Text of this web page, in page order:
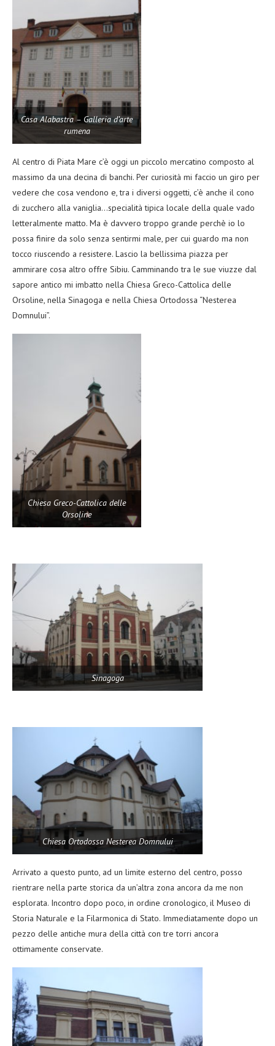
Casa Alabastra – Galleria d’arte
rumena
Al centro di Piata Mare c’è oggi un piccolo mercatino composto al
massimo da una decina di banchi. Per curiosità mi faccio un giro per
vedere che cosa vendono e, tra i diversi oggetti, c’è anche il cono
di zucchero alla vaniglia…specialità tipica locale della quale vado
letteralmente matto. Ma è davvero troppo grande perchè io lo
possa finire da solo senza sentirmi male, per cui guardo ma non
tocco riuscendo a resistere. Lascio la bellissima piazza per
ammirare cosa altro offre Sibiu. Camminando tra le sue viuzze dal
sapore antico mi imbatto nella Chiesa Greco-Cattolica delle
Orsoline, nella Sinagoga e nella Chiesa Ortodossa “Nesterea
Domnului”.
Chiesa Greco-Cattolica delle
Orsoline
Sinagoga
Chiesa Ortodossa Nesterea Domnului
Arrivato a questo punto, ad un limite esterno del centro, posso
rientrare nella parte storica da un’altra zona ancora da me non
esplorata. Incontro dopo poco, in ordine cronologico, il Museo di
Storia Naturale e la Filarmonica di Stato. Immediatamente dopo un
pezzo delle antiche mura della città con tre torri ancora
ottimamente conservate.